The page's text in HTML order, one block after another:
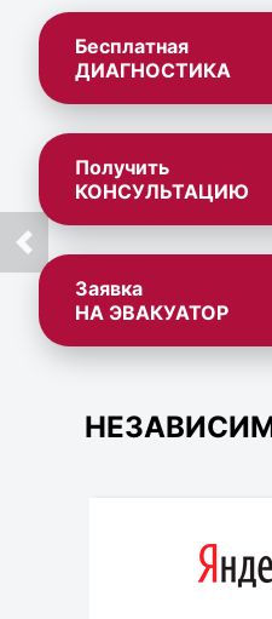
Бесплатная
ДИАГНОСТИКА
Получить
КОНСУЛЬТАЦИЮ
Заявка
НА ЭВАКУАТОР